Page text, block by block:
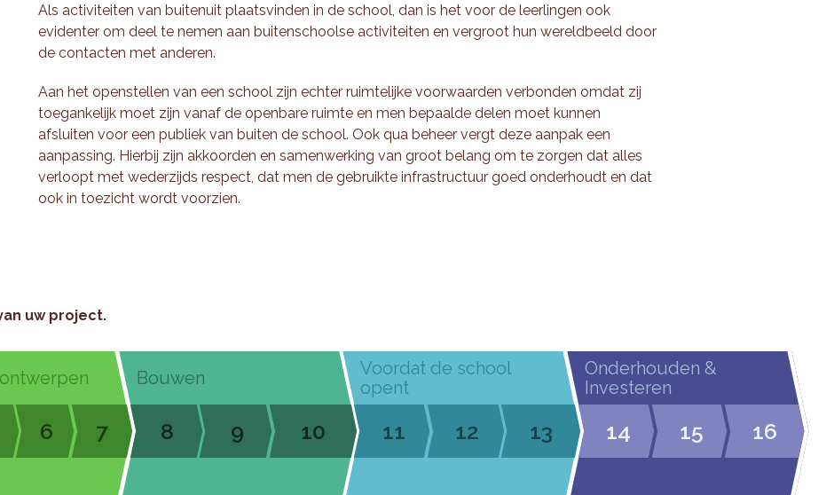
Als activiteiten van buitenuit plaatsvinden in de school, dan is het voor de leerlingen ook
evidenter om deel te nemen aan buitenschoolse activiteiten en vergroot hun wereldbeeld door
de contacten met anderen.
Aan het openstellen van een school zijn echter ruimtelijke voorwaarden verbonden omdat zij
toegankelijk moet zijn vanaf de openbare ruimte en men bepaalde delen moet kunnen
afsluiten voor een publiek van buiten de school. Ook qua beheer vergt deze aanpak een
aanpassing. Hierbij zijn akkoorden en samenwerking van groot belang om te zorgen dat alles
verloopt met wederzijds respect, dat men de gebruikte infrastructuur goed onderhoudt en dat
ook in toezicht wordt voorzien.
uw project.
6 7
Bouwen
8 9 10
Voordat de school
opent
11 12 13
Onderhouden &
Investeren
14 15 16